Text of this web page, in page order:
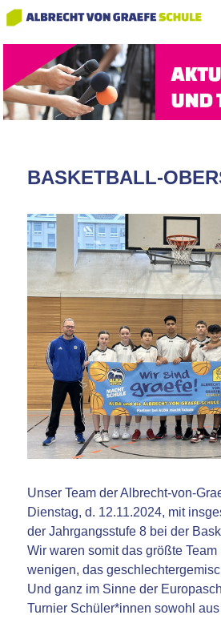
BASKETBALL-
Unser Team der Albrecht-von-
Dienstag, d. 12.11.2024, mit
der Jahrgangsstufe 8 bei der
Wir waren somit das größte
wenigen, das
Und ganz im Sinne der
Turnier Schüler*innen sowohl